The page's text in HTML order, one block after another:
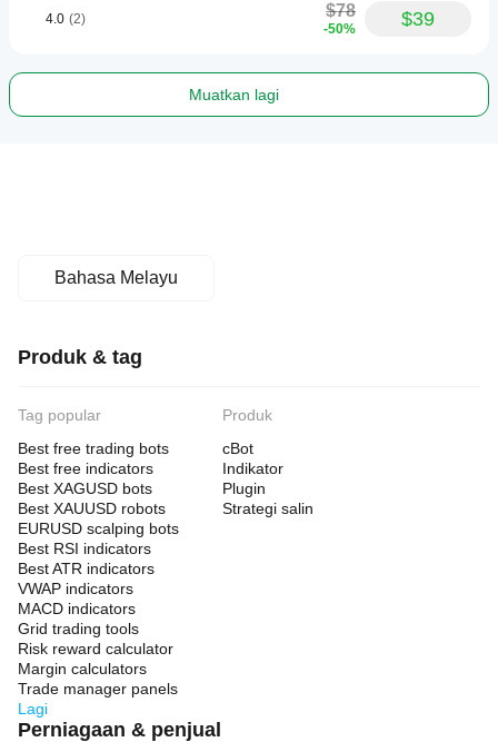
4.0 (2) $78
-50% $39
Muatkan lagi
Bahasa Melayu
Produk & tag
Tag popular
Best free trading bots
Best free indicators
Best XAGUSD bots
Best XAUUSD robots
EURUSD scalping bots
Best RSI indicators
Best ATR indicators
VWAP indicators
MACD indicators
Grid trading tools
Risk reward calculator
Margin calculators
Trade manager panels
Lagi
Produk
cBot
Indikator
Plugin
Strategi salin
Perniagaan & penjual